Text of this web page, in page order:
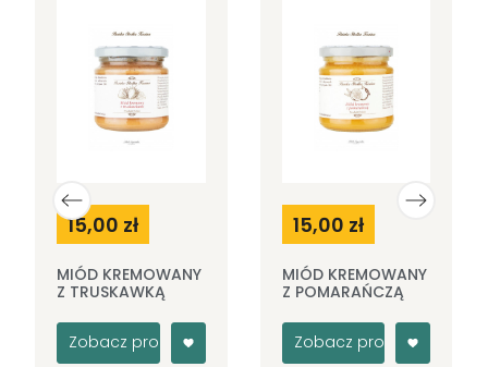
15,00 zł
MIÓD KREMOWANY
Z TRUSKAWKĄ
Zobacz produkt
15,00 zł
MIÓD KREMOWANY
Z POMARAŃCZĄ
Zobacz produkt